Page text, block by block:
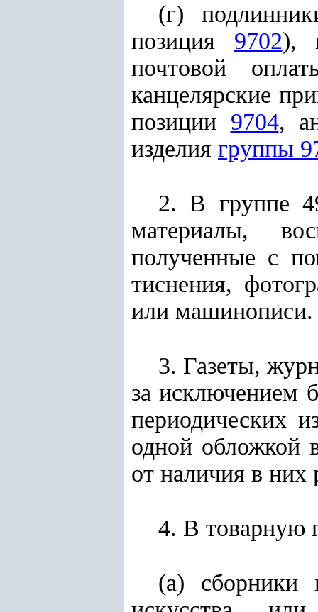
(г)
позиция 9702),
почтовой
канцелярские
позиции 9704,
изделия группы
2. В группе
материалы,
полученные с
тиснения,
или машинописи.
3. Газеты,
за исключением
периодических
одной обложкой
от наличия в них
4. В товарную
(а) сборники